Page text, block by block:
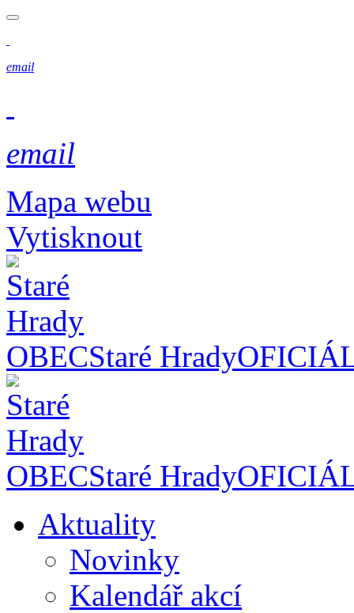
email
email
Mapa webu
Vytisknout
OBECStaré Hrady
OBECStaré Hrady
Aktuality
Novinky
Kalendář akcí